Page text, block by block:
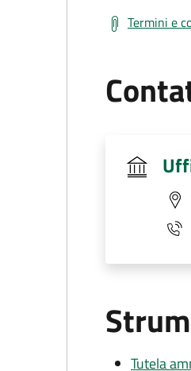
Termini e
Tutela